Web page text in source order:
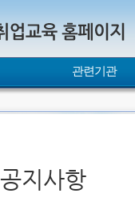
관련기관
공지사항